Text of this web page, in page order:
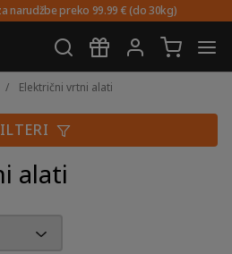
narudžbe preko 99.99 € (do 30kg)
/ Električni vrtni alati
alati